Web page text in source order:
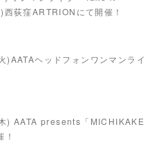
荻窪ARTRIONにて開催！
)AATAヘッドフォンワンマンライ
) AATA presents「MICHIKAKE